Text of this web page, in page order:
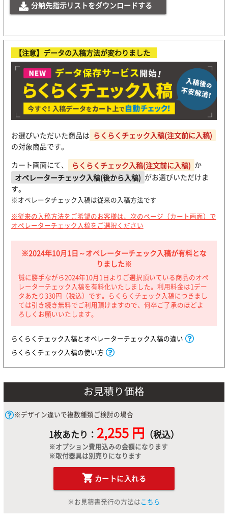
分納先指示リストをダウンロードする
【注意】データの入稿方法が変わりました
お選びいただいた商品は らくらくチェック入稿(注文前に入稿)
の対象商品です。
カート画面にて、
らくらくチェック入稿(注文前に入稿) か
オペレーターチェック入稿(後から入稿) がお選びいただけま
す。
※オペレータチェック入稿は従来の入稿方法です
※従来の入稿方法をご希望のお客様は、次のページ（カート画面）で
オペレーターチェック入稿をご選択ください
※2024年10月1日～オペレーターチェック入稿が有料とな
りました※
誠に勝手ながら2024年10月1日よりご選択頂いている商品のオペ
レーターチェック入稿を有料化いたしました。利用料金は1デー
タあたり330円（税込）です。らくらくチェック入稿につきまし
ては引き続き無料でご利用頂けますので、何卒ご了承のほどよ
ろしくお願いいたします。
らくらくチェック入稿とオペレーターチェック入稿の違い
らくらくチェック入稿の使い方
お見積り価格
※デザイン違いで複数種類ご検討の場合
1枚あたり： 2,255 円 （税込）
※オプション費用込みの金額になります
※取付器具は別売りになります
カートに入れる
※お見積書発行の方法はこちら